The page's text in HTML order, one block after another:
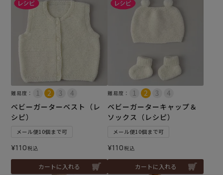
難易度：
ベビーガーターベスト（レ
シピ）
メール便10個まで可
¥110税込
カートに入れる
難易度：
ベビーガーターキャップ＆
ソックス（レシピ）
メール便10個まで可
¥110税込
カートに入れる